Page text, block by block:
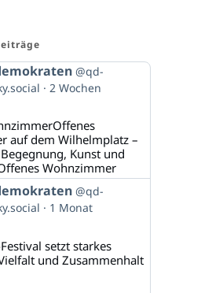
@qd-
2 Wochen
auf dem Wilhelmplatz –
Kunst und
Wohnzimmer
@qd-
1 Monat
setzt starkes
und Zusammenhalt